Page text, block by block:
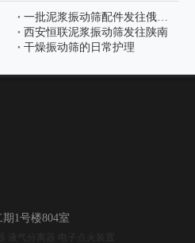
一批泥浆振动筛配件发往俄罗斯
西安恒联泥浆振动筛发往陕南
干燥振动筛的日常护理
1号楼804室